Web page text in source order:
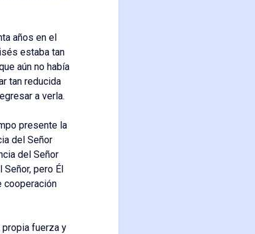
años en el
estaba tan
aún no había
tan reducida
a verla.
presente la
del Señor
del Señor
pero Él
cooperación
propia fuerza y